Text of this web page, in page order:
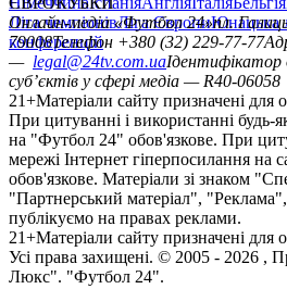
Ліга чемпіонівЛіга ЄвропиЮнацька
конференцій
Онлайн-медіа «Футбол 24»пл.
79008Телефон +380 (32) 229-77-77
— legal@24tv.com.uaІдентифікатор
суб’єктів у сфері медіа — R40-06058
21+Матеріали сайту призначені для
При цитуванні і використанні будь-
на "Футбол 24" обов'язкове. При
мережі Інтернет гіперпосилання на
обов'язкове. Матеріали зі знаком
"Партнерський матеріал",
публікуємо на правах реклами.
21+Матеріали сайту призначені для
Усi права захищенi. © 2005 - 2026 ,
Люкс". "Футбол 24".